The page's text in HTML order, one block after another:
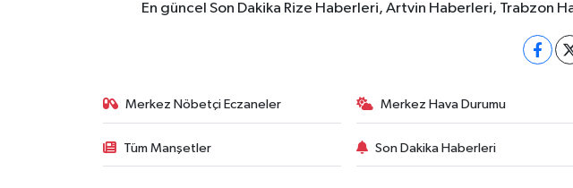
En güncel Son Dakika Rize Haberleri, Artvin Haberleri, Trabzon
Merkez Nöbetçi Eczaneler Merkez Hava Durumu
Tüm Manşetler Son Dakika Haberleri